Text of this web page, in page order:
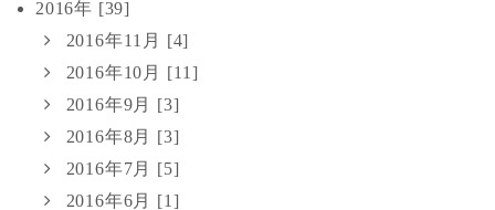
2016年 [39]
2016年11月 [4]
2016年10月 [11]
2016年9月 [3]
2016年8月 [3]
2016年7月 [5]
2016年6月 [1]